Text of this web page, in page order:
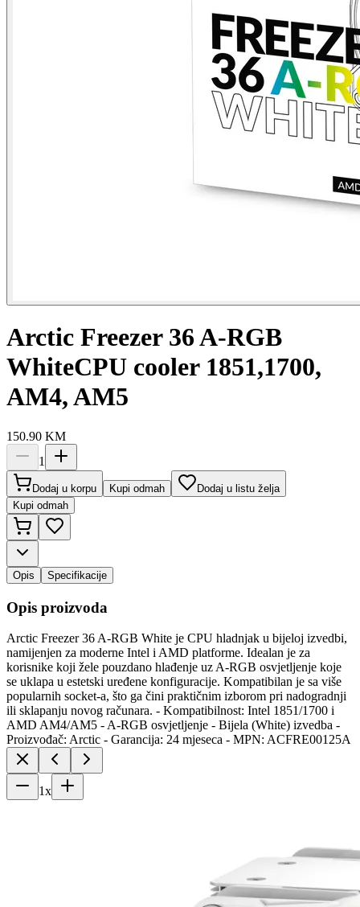
Arctic Freezer 36 A-RGB
WhiteCPU cooler 1851,1700,
AM4, AM5
150.90 KM
1
Dodaj u korpu Kupi odmah
Dodaj u listu želja
Kupi odmah
Opis Specifikacije
Opis proizvoda
Arctic Freezer 36 A-RGB White je CPU hladnjak u bijeloj izvedbi,
namijenjen za moderne Intel i AMD platforme. Idealan je za
korisnike koji žele pouzdano hlađenje uz A-RGB osvjetljenje koje
se uklapa u estetski uređene konfiguracije. Kompatibilan je sa više
popularnih socket-a, što ga čini praktičnim izborom pri nadogradnji
ili sklapanju novog računara. - Kompatibilnost: Intel 1851/1700 i
AMD AM4/AM5 - A-RGB osvjetljenje - Bijela (White) izvedba -
Proizvođač: Arctic - Garancija: 24 mjeseca - MPN: ACFRE00125A
1x